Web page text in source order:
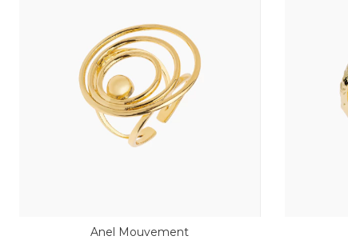
Anel Mouvement